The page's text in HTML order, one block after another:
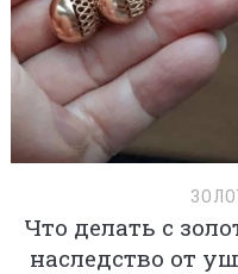
Что делать с
наследство от